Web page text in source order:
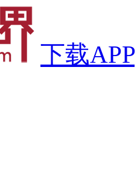
下载APP